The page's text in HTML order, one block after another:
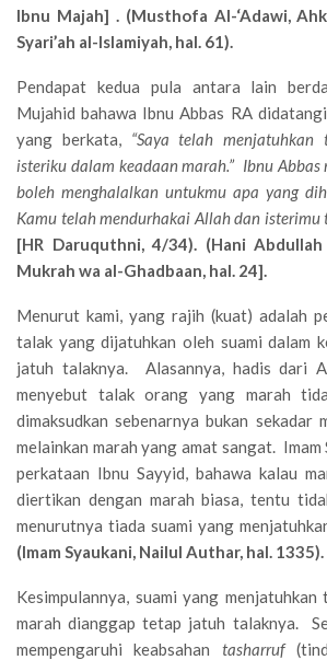
Ibnu Majah] . (Musthofa Al-‘Adawi,
Syari’ah al-Islamiyah, hal. 61).
Pendapat kedua pula antara lain
Mujahid bahawa Ibnu Abbas RA
yang berkata, “Saya telah
isteriku dalam keadaan marah.” Ibnu Abbas
boleh menghalalkan untukmu apa yang
Kamu telah mendurhakai Allah dan isterimu
[HR Daruquthni, 4/34). (Hani
Mukrah wa al-Ghadbaan, hal. 24].
Menurut kami, yang rajih (kuat) adalah
talak yang dijatuhkan oleh suami dalam
jatuh talaknya. Alasannya, hadis dari
menyebut talak orang yang marah
dimaksudkan sebenarnya bukan sekadar
melainkan marah yang amat sangat. Imam
perkataan Ibnu Sayyid, bahawa kalau
diertikan dengan marah biasa, tentu
menurutnya tiada suami yang
(Imam Syaukani, Nailul Authar, hal. 1335).
Kesimpulannya, suami yang menjatuhkan
marah dianggap tetap jatuh talaknya.
mempengaruhi keabsahan tasharruf